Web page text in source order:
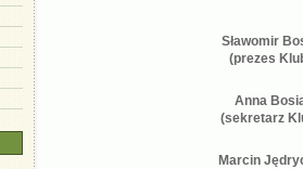
Sławomir
(prezes
Anna
(sekretarz
Marcin